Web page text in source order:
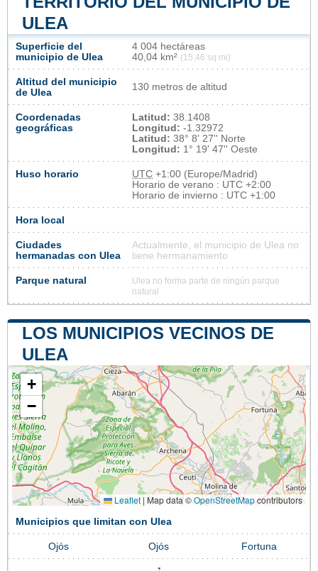
ULEA
Superficie del
municipio de Ulea
4 004 hectáreas
40,04 km² (15,46 sq mi)
Altitud del municipio
de Ulea
130 metros de altitud
Coordenadas
geográficas
Latitud: 38.1408
Longitud: -1.32972
Latitud: 38° 8' 27'' Norte
Longitud: 1° 19' 47'' Oeste
Huso horario UTC +1:00 (Europe/Madrid)
Horario de verano : UTC +2:00
Horario de invierno : UTC +1:00
Hora local
Ciudades
hermanadas con Ulea
Actualmente, el municipio de Ulea no
tiene hermanamiento
Parque natural
Ulea no forma parte de ningún parque
natural
LOS MUNICIPIOS VECINOS DE
ULEA
+
−
Leaflet | Map data ©OpenStreetMapcontributors
Municipios que limitan con Ulea
Ojós Ojós Fortuna